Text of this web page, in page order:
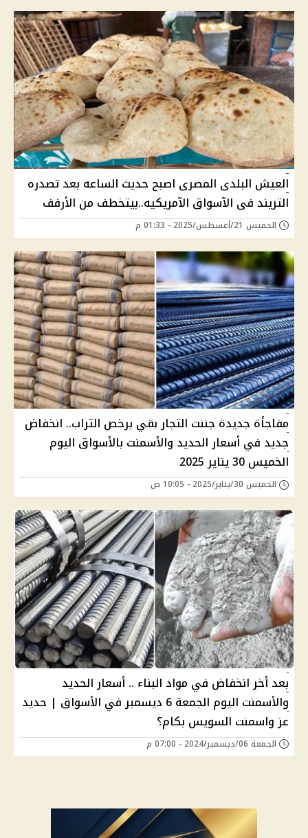
العيش البلدى المصرى اصبح حديث الساعه بعد تصدره
التريند فى الآسواق الآمريكيه..بيتخطف من الأرفف
الخميس 21/أغسطس/2025 - 01:33 م
مفاجأة جديدة جننت التجار بقي برخص التراب.. انخفاض
جديد في أسعار الحديد والأسمنت بالأسواق اليوم
الخميس 30 يناير 2025
الخميس 30/يناير/2025 - 10:05 ص
بعد أخر انخفاض في مواد البناء .. أسعار الحديد
والأسمنت اليوم الجمعة 6 ديسمبر في الأسواق | حديد
عز واسمنت السويس بكام؟
الجمعة 06/ديسمبر/2024 - 07:00 م